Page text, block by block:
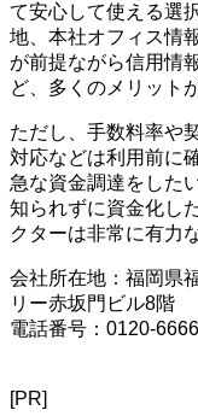
て安心して使える選
地、本社オフィス情
が前提ながら信用情
ど、多くのメリット
ただし、手数料率や
対応などは利用前に
急な資金調達をした
知られずに資金化し
クターは非常に有力
会社所在地：福岡県
リー赤坂門ビル8階
電話番号：0120-
[PR]